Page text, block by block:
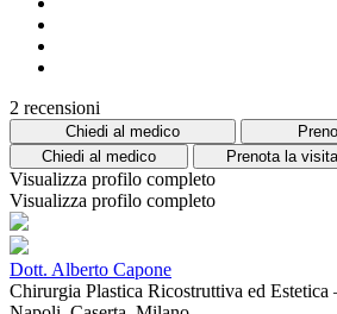
2 recensioni
Chiedi al medico
Chiedi al medico
Prenota la visita
Visualizza profilo completo
Visualizza profilo completo
Dott. Alberto Capone
Chirurgia Plastica Ricostruttiva ed Estetica